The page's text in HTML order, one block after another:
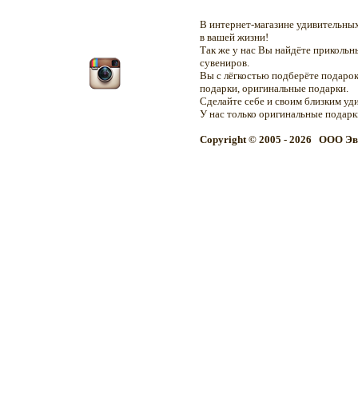
В интернет-магазине
в вашей жизни!
Так же у нас Вы найдёте
сувениров.
Вы с лёгкостью подберёте
подарки, оригинальные подарки.
Сделайте себе и своим близким
У нас только оригинальные
Copyright © 2005 - 2026 OOO